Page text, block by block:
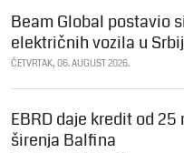
Beam Global postavio
električnih vozila u
ČETVRTAK, 06. AUGUST 2026.
EBRD daje kredit od
širenja Balfina